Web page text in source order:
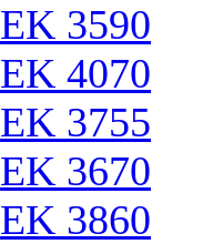
EK 3590
EK 4070
EK 3755
EK 3670
EK 3860